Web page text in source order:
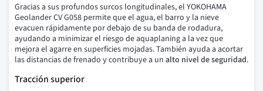
Gracias a sus profundos surcos longitudinales, el YOKOHAMA
Geolander CV G058 permite que el agua, el barro y la nieve
evacuen rápidamente por debajo de su banda de rodadura,
ayudando a minimizar el riesgo de aquaplaning a la vez que
mejora el agarre en superficies mojadas. También ayuda a acortar
las distancias de frenado y contribuye a un alto nivel de seguridad.
Tracción superior